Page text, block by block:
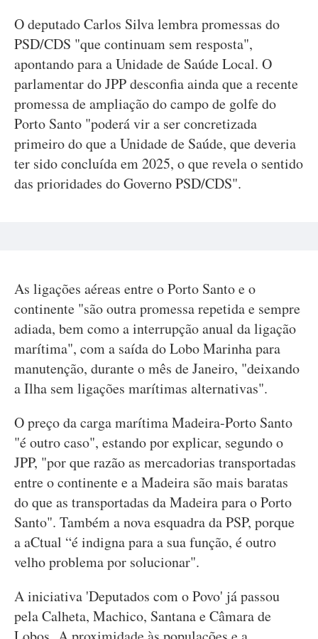
O deputado Carlos Silva lembra promessas do
PSD/CDS "que continuam sem resposta",
apontando para a Unidade de Saúde Local. O
parlamentar do JPP desconfia ainda que a recente
promessa de ampliação do campo de golfe do
Porto Santo "poderá vir a ser concretizada
primeiro do que a Unidade de Saúde, que deveria
ter sido concluída em 2025, o que revela o sentido
das prioridades do Governo PSD/CDS".
As ligações aéreas entre o Porto Santo e o
continente "são outra promessa repetida e sempre
adiada, bem como a interrupção anual da ligação
marítima", com a saída do Lobo Marinha para
manutenção, durante o mês de Janeiro, "deixando
a Ilha sem ligações marítimas alternativas".
O preço da carga marítima Madeira-Porto Santo
"é outro caso", estando por explicar, segundo o
JPP, "por que razão as mercadorias transportadas
entre o continente e a Madeira são mais baratas
do que as transportadas da Madeira para o Porto
Santo". Também a nova esquadra da PSP, porque
a aCtual “é indigna para a sua função, é outro
velho problema por solucionar".
A iniciativa 'Deputados com o Povo' já passou
pela Calheta, Machico, Santana e Câmara de